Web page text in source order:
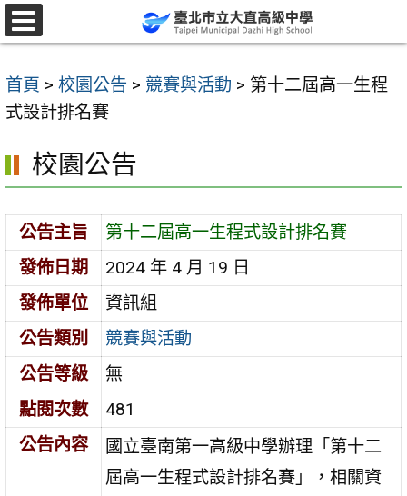
跳
至
要
內
區
首頁 > 校園公告 > 競賽與活動 > 第十二屆高一生程
式設計排名賽
校園公告
公告主旨
第十二屆高一生程式設計排名賽
發佈日期
2024 年 4 月 19 日
發佈單位
資訊組
公告類別
競賽與活動
公告等級
無
點閱次數
481
公告內容
國立臺南第一高級中學辦理「第十二
屆高一生程式設計排名賽」，相關資
選
單